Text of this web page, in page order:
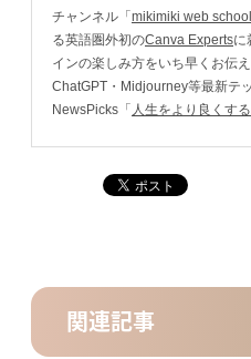
チャンネル「 mikimiki web school
る英語圏外初のCanva Expertsに
インの楽しみ方をいち早くお伝
ChatGPT・Midjourney等最新テ
NewsPicks「 人生をより良くす
関連記事